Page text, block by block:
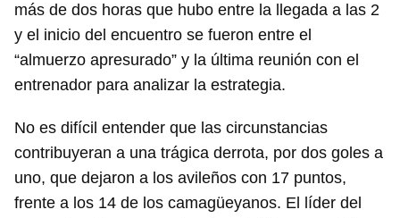
más de dos horas que hubo entre la llegada a las 2
y el inicio del encuentro se fueron entre el
“almuerzo apresurado” y la última reunión con el
entrenador para analizar la estrategia.
No es difícil entender que las circunstancias
contribuyeran a una trágica derrota, por dos goles a
uno, que dejaron a los avileños con 17 puntos,
frente a los 14 de los camagüeyanos. El líder del